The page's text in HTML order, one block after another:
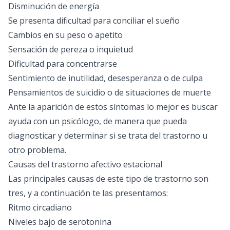
Disminución de energía
Se presenta dificultad para conciliar el sueño
Cambios en su peso o apetito
Sensación de pereza o inquietud
Dificultad para concentrarse
Sentimiento de inutilidad, desesperanza o de culpa
Pensamientos de suicidio o de situaciones de muerte
Ante la aparición de estos síntomas lo mejor es buscar
ayuda con un psicólogo, de manera que pueda
diagnosticar y determinar si se trata del trastorno u
otro problema.
Causas del trastorno afectivo estacional
Las principales causas de este tipo de trastorno son
tres, y a continuación te las presentamos:
Ritmo circadiano
Niveles bajo de serotonina